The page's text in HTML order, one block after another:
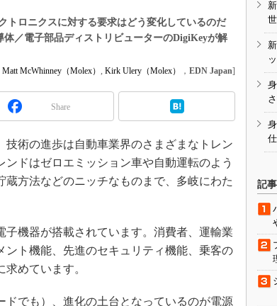
トロニクスに対する要求はどう変化しているのだ
／電子部品ディストリビューターのDigiKeyが解
Matt McWhinney（Molex） , Kirk Ulery（Molex） ， EDN Japan]
Share
術の進歩は自動車業界のさまざまなトレン
ドはゼロエミッション車や自動運転のよう
方法などのニッチなものまで、多岐にわた
機器が搭載されています。消費者、運輸業
ト機能、先進のセキュリティ機能、乗客の
めています。
でも）、進化の土台となっているのが電源
記